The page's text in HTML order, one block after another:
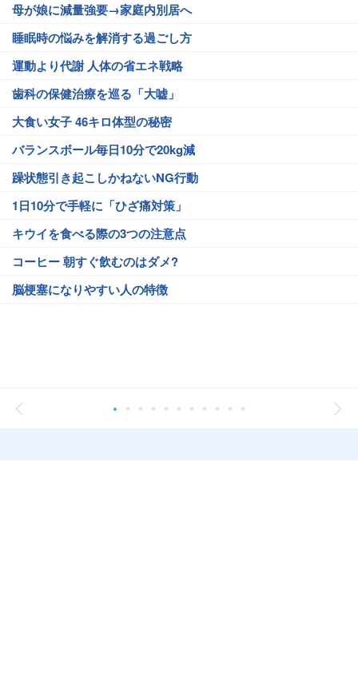
母が娘に減量強要→家庭内別居へ
睡眠時の悩みを解消する過ごし方
運動より代謝 人体の省エネ戦略
歯科の保健治療を巡る「大嘘」
大食い女子 46キロ体型の秘密
バランスボール毎日10分で20kg減
躁状態引き起こしかねないNG行動
1日10分で手軽に「ひざ痛対策」
キウイを食べる際の3つの注意点
コーヒー 朝すぐ飲むのはダメ?
脳梗塞になりやすい人の特徴